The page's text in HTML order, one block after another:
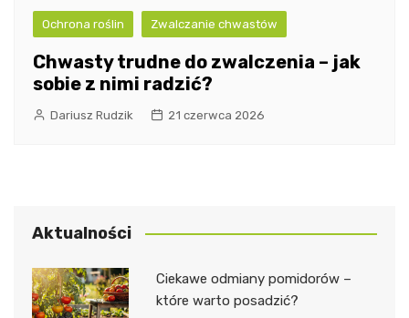
Ochrona roślin Zwalczanie chwastów
Chwasty trudne do zwalczenia – jak
sobie z nimi radzić?
Dariusz Rudzik 21 czerwca 2026
Aktualności
Ciekawe odmiany pomidorów –
które warto posadzić?